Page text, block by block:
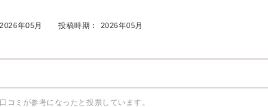
年05月 投稿時期： 2026年05月
コミが参考になったと投票しています。